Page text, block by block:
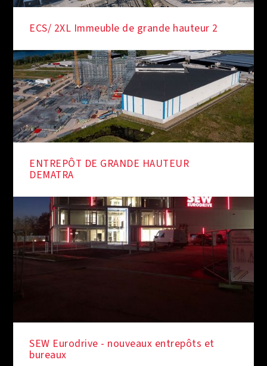
ECS/ 2XL Immeuble de grande hauteur 2
ENTREPÔT DE GRANDE HAUTEUR
DEMATRA
SEW Eurodrive - nouveaux entrepôts et
bureaux